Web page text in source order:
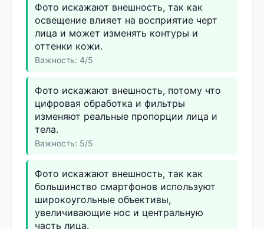
Фото искажают внешность, так как
освещение влияет на восприятие черт
лица и может изменять контуры и
оттенки кожи.
Важность: 4/5
Фото искажают внешность, потому что
цифровая обработка и фильтры
изменяют реальные пропорции лица и
тела.
Важность: 5/5
Фото искажают внешность, так как
большинство смартфонов используют
широкоугольные объективы,
увеличивающие нос и центральную
часть лица.